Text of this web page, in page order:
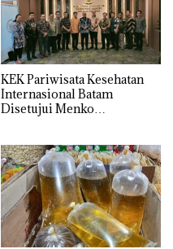
KEK Pariwisata Kesehatan
Internasional Batam
Disetujui Menko
triliun